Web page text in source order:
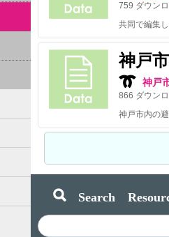
759 ダウン
共同で編集
神戸
神戸
866 ダウン
神戸市内の
Search